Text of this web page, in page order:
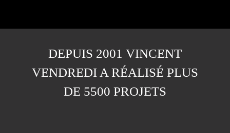
DEPUIS 2001 VINCENT
VENDREDI A RÉALISÉ PLUS
DE 5500 PROJETS